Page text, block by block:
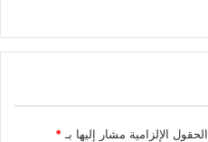
الحقول الإلزامية مشار إليها بـ *